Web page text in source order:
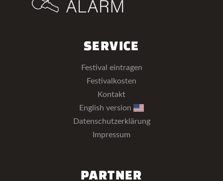
SERVICE
Festival eintragen
Festivalkosten
Kontakt
English version
Datenschutzerklärung
Impressum
PARTNER